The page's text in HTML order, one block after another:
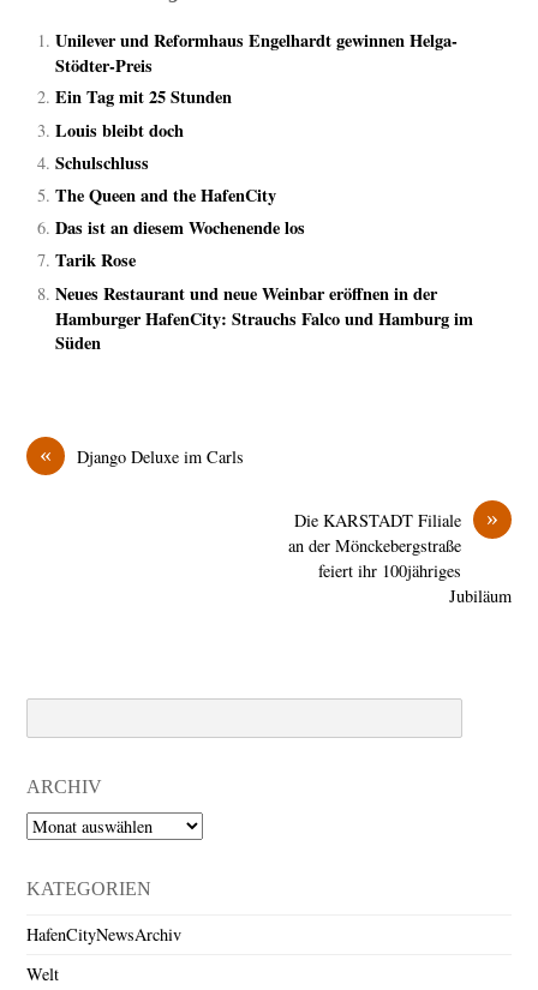
Unilever und Reformhaus Engelhardt gewinnen Helga-
Stödter-Preis
Ein Tag mit 25 Stunden
Louis bleibt doch
Schulschluss
The Queen and the HafenCity
Das ist an diesem Wochenende los
Tarik Rose
Neues Restaurant und neue Weinbar eröffnen in der
Hamburger HafenCity: Strauchs Falco und Hamburg im
Süden
« Django Deluxe im Carls
»
Die KARSTADT Filiale
an der Mönckebergstraße
feiert ihr 100jähriges
Jubiläum
ARCHIV
Archiv
KATEGORIEN
HafenCityNewsArchiv
Welt